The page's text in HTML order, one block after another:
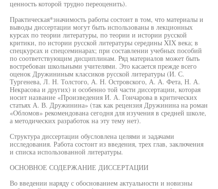
ценность которой трудно переоценить).
Практическая*значимость работы состоит в том, что материалы и
выводы диссертации могут быть использованы в лекционных
курсах по теории литературы, по теории и истории русской
критики, по истории русской литературы середины XIX века; в
спецкурсах и спецсеминарах; при составлении учебных пособий
по соответствующим дисциплинам. Ряд материалов может быть
востребован школьными учителями. Это касается прежде всего
оценок Дружининым классиков русской литературы (И. С.
Тургенева, Л. Н. Толстого, А. Н. Островского, А. А. Фета, Н. А.
Некрасова и других) и особенно той части диссертации, которая
носит название «Произведения И. А. Гончарова в критических
статьях А. В. Дружинина» (так как рецензия Дружинина на роман
«Обломов» рекомендована сегодня для изучения в средней школе,
а методических разработок на эту тему нет).
Структура диссертации обусловлена целями и задачами
исследования. Работа состоит из введения, трех глав, заключения
и списка использованной литературы.
ОСНОВНОЕ СОДЕРЖАНИЕ ДИССЕРТАЦИИ
Во введении наряду с обоснованием актуальности и новизны